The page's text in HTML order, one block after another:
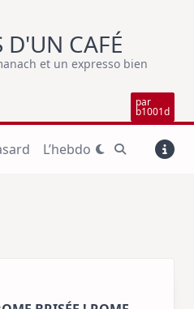
D'UN CAFÉ
et un expresso bien
par
b1001d
L’hebdo